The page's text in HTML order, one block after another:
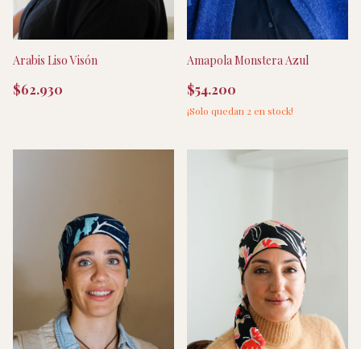
Arabis Liso Visón
$62.930
Amapola Monstera Azul
$54.200
¡Solo quedan 2en stock!